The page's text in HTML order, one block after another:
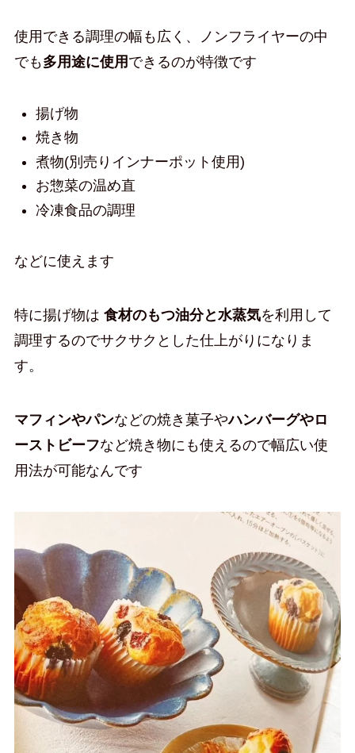
使用できる調理の幅も広く、ノンフライヤーの中
でも多用途に使用 できるのが特徴です
揚げ物
焼き物
煮物(別売りインナーポット使用)
お惣菜の温め直
冷凍食品の調理
などに使えます
特に揚げ物は 食材のもつ油分と水蒸気を利用して
調理するのでサクサクとした仕上がりになりま
す。
マフィンやパンなどの焼き菓子やハンバーグやロ
ーストビーフなど焼き物にも使えるので幅広い使
用法が可能なんです